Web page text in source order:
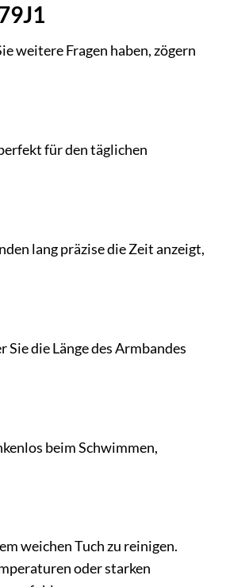
weitere Fragen haben, zögern
für den täglichen
lang präzise die Zeit anzeigt,
die Länge des Armbandes
beim Schwimmen,
weichen Tuch zu reinigen.
oder starken